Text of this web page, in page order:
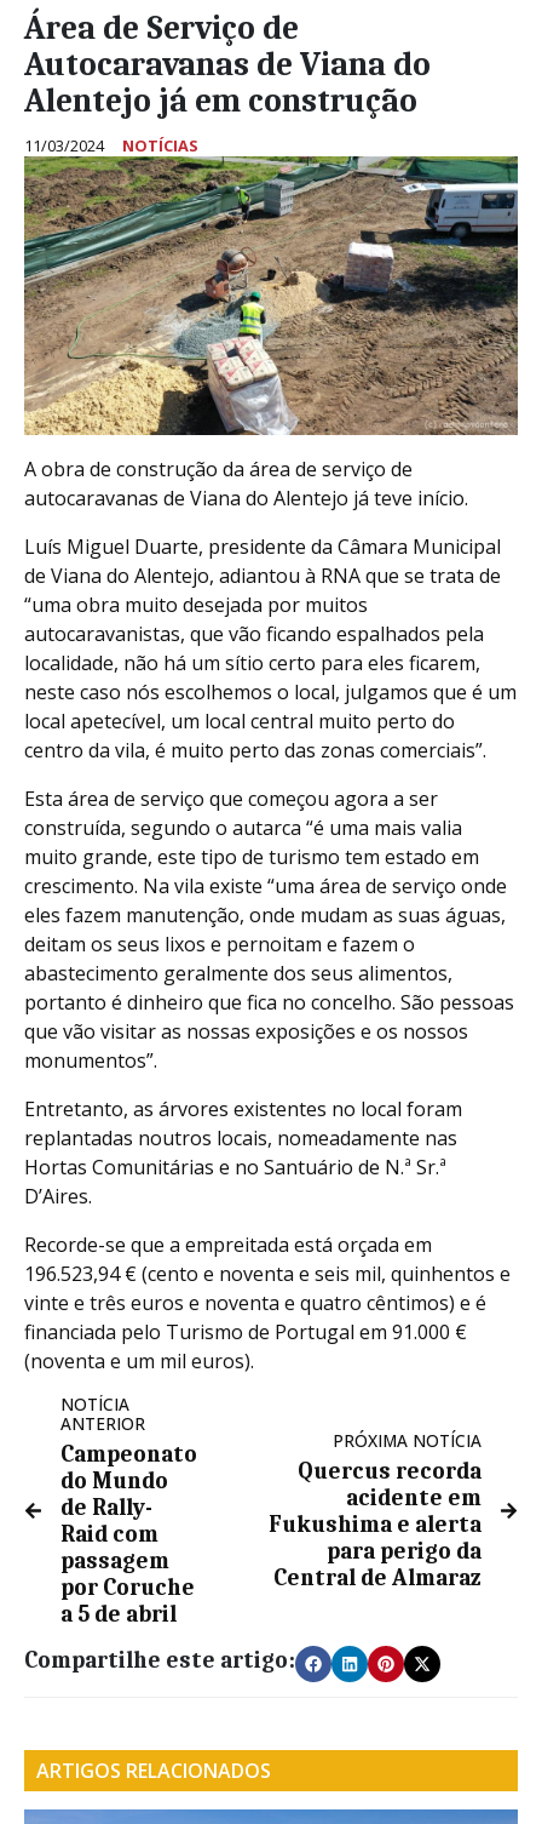
Área de Serviço de
Autocaravanas de Viana do
Alentejo já em construção
11/03/2024 NOTÍCIAS
A obra de construção da área de serviço de
autocaravanas de Viana do Alentejo já teve início.
Luís Miguel Duarte, presidente da Câmara Municipal
de Viana do Alentejo, adiantou à RNA que se trata de
“uma obra muito desejada por muitos
autocaravanistas, que vão ficando espalhados pela
localidade, não há um sítio certo para eles ficarem,
neste caso nós escolhemos o local, julgamos que é um
local apetecível, um local central muito perto do
centro da vila, é muito perto das zonas comerciais”.
Esta área de serviço que começou agora a ser
construída, segundo o autarca “é uma mais valia
muito grande, este tipo de turismo tem estado em
crescimento. Na vila existe “uma área de serviço onde
eles fazem manutenção, onde mudam as suas águas,
deitam os seus lixos e pernoitam e fazem o
abastecimento geralmente dos seus alimentos,
portanto é dinheiro que fica no concelho. São pessoas
que vão visitar as nossas exposições e os nossos
monumentos”.
Entretanto, as árvores existentes no local foram
replantadas noutros locais, nomeadamente nas
Hortas Comunitárias e no Santuário de N.ª Sr.ª
D’Aires.
Recorde-se que a empreitada está orçada em
196.523,94 € (cento e noventa e seis mil, quinhentos e
vinte e três euros e noventa e quatro cêntimos) e é
financiada pelo Turismo de Portugal em 91.000 €
(noventa e um mil euros).
NOTÍCIA
ANTERIOR
Campeonato
do Mundo
de Rally-
Raid com
passagem
por Coruche
a 5 de abril
PRÓXIMA NOTÍCIA
Quercus recorda
acidente em
Fukushima e alerta
para perigo da
Central de Almaraz
Compartilhe este artigo:
ARTIGOS RELACIONADOS